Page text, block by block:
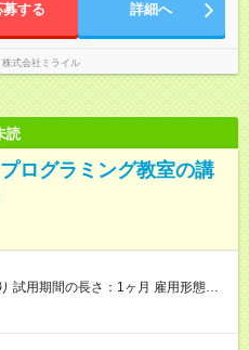
募する 詳細へ
株式会社ミライル
読
ログラミング教室の講
試用期間の長さ：1ヶ月 雇用形態、
。